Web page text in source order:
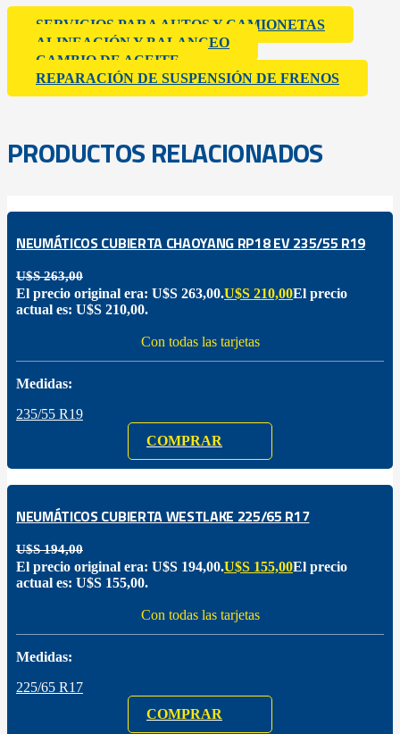
SERVICIOS PARA AUTOS Y CAMIONETAS
ALINEACIÓN Y BALANCEO
CAMBIO DE ACEITE
REPARACIÓN DE SUSPENSIÓN DE FRENOS
PRODUCTOS RELACIONADOS
NEUMÁTICOS CUBIERTA CHAOYANG RP18 EV 235/55 R19
U$S263,00
El precio original era: U$S 263,00.U$S 210,00El precio
actual es: U$S 210,00.
Con todas las tarjetas
Medidas:
235/55 R19
COMPRAR
NEUMÁTICOS CUBIERTA WESTLAKE 225/65 R17
U$S194,00
El precio original era: U$S 194,00.U$S 155,00El precio
actual es: U$S 155,00.
Con todas las tarjetas
Medidas:
225/65 R17
COMPRAR